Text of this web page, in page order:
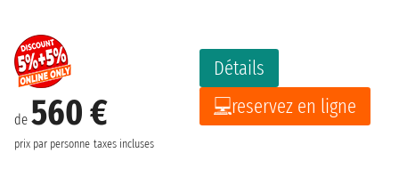
de 560 €
prix par personne taxes incluses
Détails
reservez en ligne